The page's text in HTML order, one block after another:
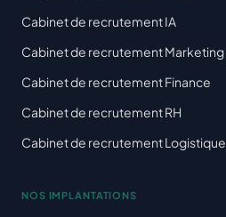
Cabinet de recrutement IA
Cabinet de recrutement Marketing
Cabinet de recrutement Finance
Cabinet de recrutement RH
Cabinet de recrutement Logistique
NOS IMPLANTATIONS